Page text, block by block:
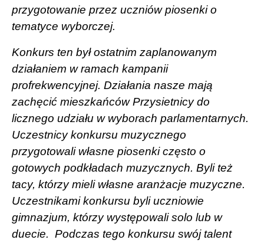
przygotowanie przez uczniów piosenki o
tematyce wyborczej.
Konkurs ten był ostatnim zaplanowanym
działaniem w ramach kampanii
profrekwencyjnej. Działania nasze mają
zachęcić mieszkańców Przysietnicy do
licznego udziału w wyborach parlamentarnych.
Uczestnicy konkursu muzycznego
przygotowali własne piosenki często o
gotowych podkładach muzycznych. Byli też
tacy, którzy mieli własne aranżacje muzyczne.
Uczestnikami konkursu byli uczniowie
gimnazjum, którzy występowali solo lub w
duecie. Podczas tego konkursu swój talent